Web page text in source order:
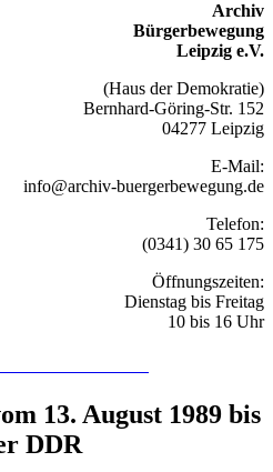
Archiv
Bürgerbewegung
Leipzig e.V.
(Haus der Demokratie)
Bernhard-Göring-Str. 152
04277 Leipzig
E-Mail:
info@archiv-buergerbewegung.de
Telefon:
(0341) 30 65 175
Öffnungszeiten:
Dienstag bis Freitag
10 bis 16 Uhr
13. August 1989 bis
DDR